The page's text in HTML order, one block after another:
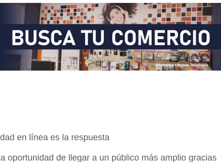
en línea es la respuesta
oportunidad de llegar a un público más amplio gracias